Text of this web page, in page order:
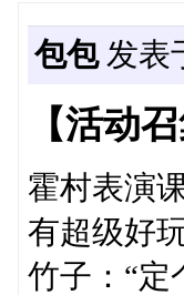
包包发表
【活动
霍村表演
有超级好
竹子：“定